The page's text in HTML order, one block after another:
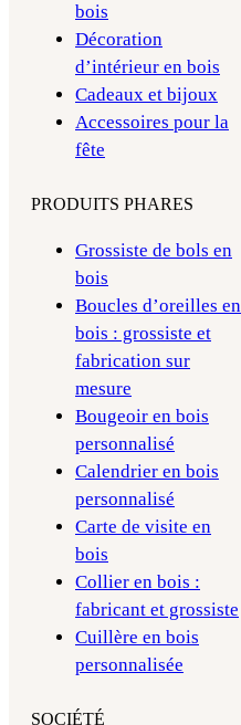
bois
Décoration
d’intérieur en bois
Cadeaux et bijoux
Accessoires pour la
fête
PRODUITS PHARES
Grossiste de bols en
bois
Boucles d’oreilles en
bois : grossiste et
fabrication sur
mesure
Bougeoir en bois
personnalisé
Calendrier en bois
personnalisé
Carte de visite en
bois
Collier en bois :
fabricant et grossiste
Cuillère en bois
personnalisée​
SOCIÉTÉ